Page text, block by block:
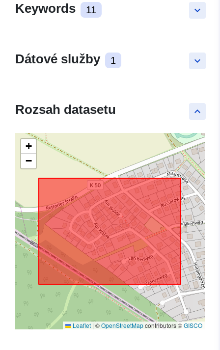
keyboard_arrow_down
Keywords 11
keyboard_arrow_down
Dátové služby 1
keyboard_arrow_up
Rozsah datasetu
+
−
Leaflet | ©OpenStreetMapcontributors ©GISCO